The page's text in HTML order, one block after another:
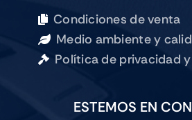
Condiciones de venta
Medio ambiente y
Política de privacidad
ESTEMOS EN